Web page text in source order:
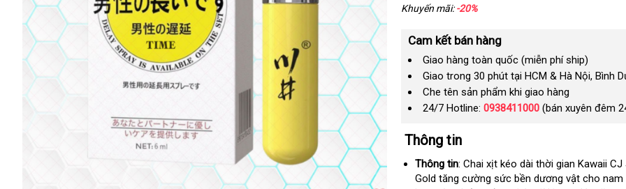
Khuyến mãi:-20%
Cam kết bán hàng
Giao hàng toàn quốc (miễn phí ship)
Giao trong 30 phút tại HCM & Hà Nội, Bình
Che tên sản phẩm khi giao hàng
24/7 Hotline: 0938411000(bán xuyên đêm
Thông tin
Thông tin: Chai xịt kéo dài thời gian Kawaii
Gold tăng cường sức bền dương vật cho